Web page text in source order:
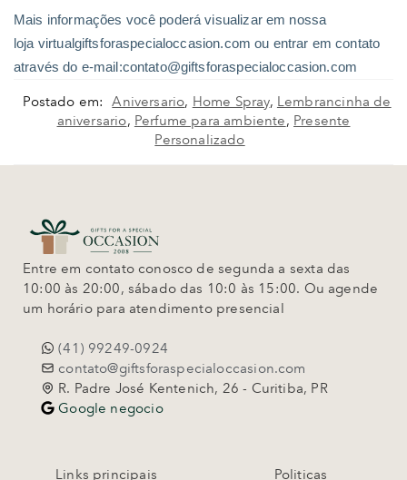
Mais informações você poderá visualizar em nossa
loja virtualgiftsforaspecialoccasion.com ou entrar em contato
através do e-mail:contato@giftsforaspecialoccasion.com
Postado em: Aniversario, Home Spray, Lembrancinha de
aniversario, Perfume para ambiente, Presente
Personalizado
Entre em contato conosco de segunda a sexta das
10:00 às 20:00, sábado das 10:0 às 15:00. Ou agende
um horário para atendimento presencial
(41) 99249-0924
contato@giftsforaspecialoccasion.com
R. Padre José Kentenich, 26 - Curitiba, PR
Google negocio
Links principais Politicas